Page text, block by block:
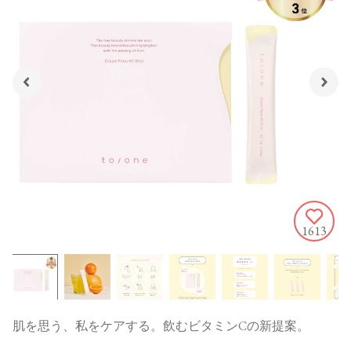
1613
肌を思う、私をケアする。飲むビタミンCの新提案。